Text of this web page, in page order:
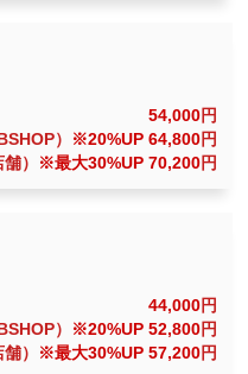
54,000円
）
※20%UP 64,800円
）
※最大30%UP 70,200円
44,000円
）
※20%UP 52,800円
）
※最大30%UP 57,200円